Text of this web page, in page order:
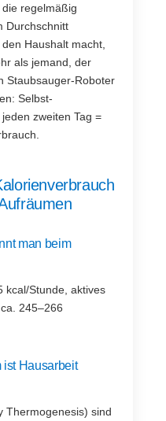
regelmäßig
Durchschnitt
Haushalt macht,
als jemand, der
Staubsauger-Roboter
Selbst-
zweiten Tag =
man beim
kcal/Stunde, aktives
245–266
ist Hausarbeit
Thermogenesis) sind